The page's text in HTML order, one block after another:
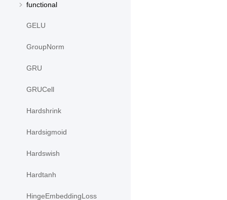
functional
GELU
GroupNorm
GRU
GRUCell
Hardshrink
Hardsigmoid
Hardswish
Hardtanh
HingeEmbeddingLoss